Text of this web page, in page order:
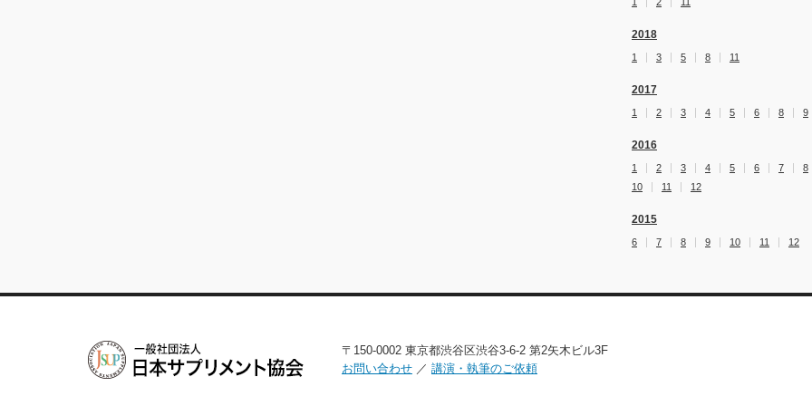
2018
1 3 5 8 11
2017
1 2 3 4 5 6 8 9
2016
1 2 3 4 5 6 7
8
10
11 12
2015
6 7 8 9 10 11 12
〒150-0002 東京都渋谷区渋谷3-6-2 第2矢木ビル3F
お問い合わせ ／ 講演・執筆のご依頼